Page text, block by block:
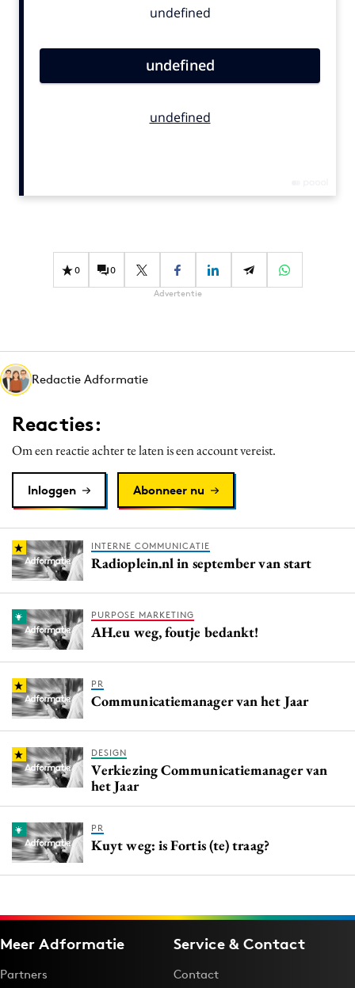
Contentmarketing
Effectiviteit
Gedragsverandering
Martech
Media
Merkstrategie
PR
Programmatic
Reputatie & crisis
0 0
Advertentie
Redactie Adformatie
Reacties:
Om een reactie achter te laten is een account vereist.
Inloggen Abonneer nu
INTERNE COMMUNICATIE
Radioplein.nl in september van start
PURPOSE MARKETING
AH.eu weg, foutje bedankt!
PR
Communicatiemanager van het Jaar
DESIGN
Verkiezing Communicatiemanager van
het Jaar
PR
Kuyt weg: is Fortis (te) traag?
Meer Adformatie
Partners
Service & Contact
Contact